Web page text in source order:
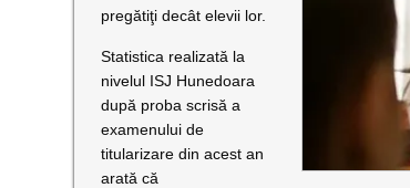
pregătiţi decât elevii lor.
Statistica realizată la
nivelul ISJ Hunedoara
după proba scrisă a
examenului de
titularizare din acest an
arată că